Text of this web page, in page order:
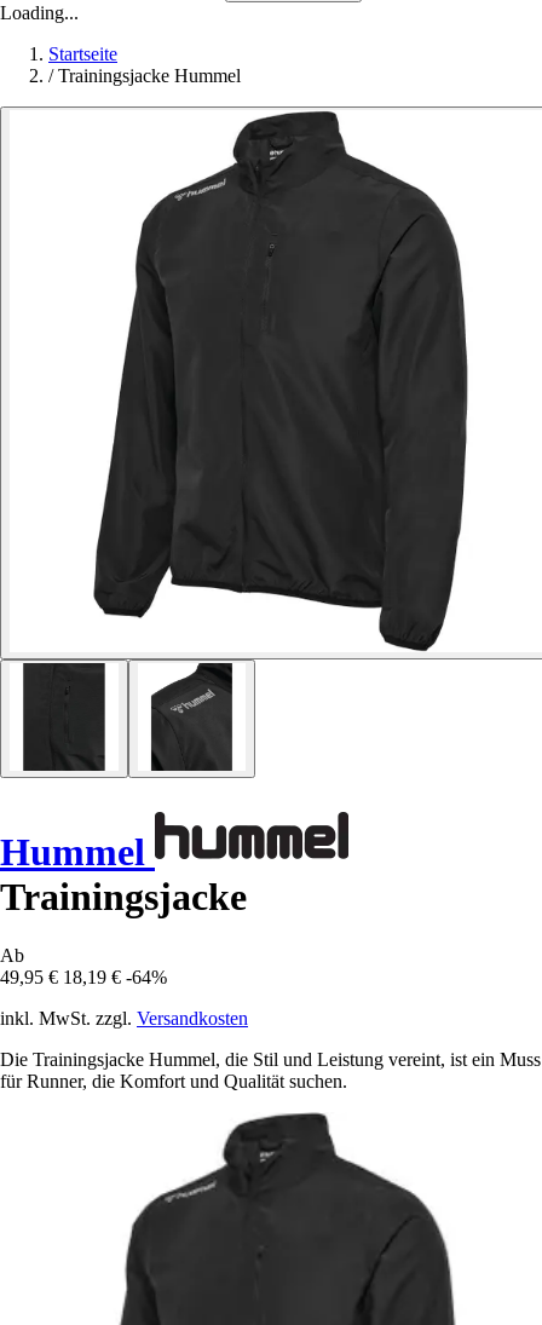
Loading...
Startseite
/ Trainingsjacke Hummel
Hummel
Trainingsjacke
Ab
49,95 € 18,19 € -64%
inkl. MwSt. zzgl. Versandkosten
Die Trainingsjacke Hummel, die Stil und Leistung vereint, ist ein Muss
für Runner, die Komfort und Qualität suchen.